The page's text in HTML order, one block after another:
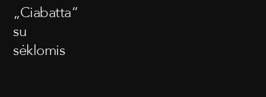
„Ciabatta“
su
sėklomis